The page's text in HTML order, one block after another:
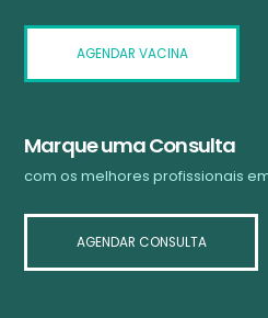
AGENDAR VACINA
Marque uma Consulta
com os melhores profissionais
AGENDAR CONSULTA